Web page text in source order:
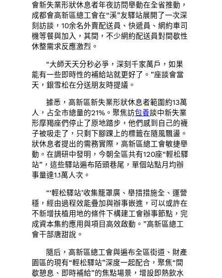
會新失業形狀休息者年夜訪問舉動在全省推動，
成都會高新區總工會在“溪”友驛站展開了一次深
刻訪談，10余名外賣配送員、快遞員、網約車司
機等餐與加入，其間，不少網約配送員對間歇性
休整需求反應激烈。
“大師天天分秒必爭，深刻千家萬戶，如果
能有一些即時性的補給站就更好了。”座談會當
天，銀雪松在分送朋友時提議。
據悉，高新區新失業形狀休息者範圍約13萬
人，占全市總量的21%。聚焦訪包養談中新失業
形摩羯座們停止了原地踏步，他們感到自己的襪
子被吸走了，只剩下腳踝上的標籤在隨風飄盪。
狀休息者提出的需務實際，高新區總工會敏捷舉
動。在調研中發明，今朝全區共有120座“輕松驛
站”，這些驛站遍布陌頭巷尾，單個站點月均辦
事量達1.1萬人次。
“‘輕松驛站’收集籠罩廣、舉措措施全、運營
穩，經由過程效能疊加與辦事嵌進，可以或許在
不新增扶植用地的條件下構建工會辦事節點，完
成資本集約應用與項目高效啟動。”高新區總工
會干部唐甜說。
隨后，高新區總工會與遍布全區街道、財產
園區的現有“輕松驛站”深度一起配合，聚焦“間
歇憩息、即時補給”的焦點場景，增設即熱飲水